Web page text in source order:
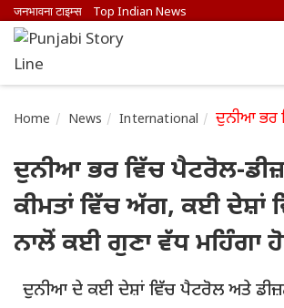
जनभावना टाइम्स Top Indian News
Home News International ਦੁਨੀਆ ਭਰ
ਦੁਨੀਆ ਭਰ ਵਿੱਚ ਪੈਟਰੋਲ-
ਕੀਮਤਾਂ ਵਿੱਚ ਅੱਗ, ਕਈ ਦੇਸ਼ਾਂ
ਨਾਲੋਂ ਕਈ ਗੁਣਾ ਵੱਧ
ਦੁਨੀਆ ਦੇ ਕਈ ਦੇਸ਼ਾਂ ਵਿੱਚ ਪੈਟਰੋਲ ਅਤੇ